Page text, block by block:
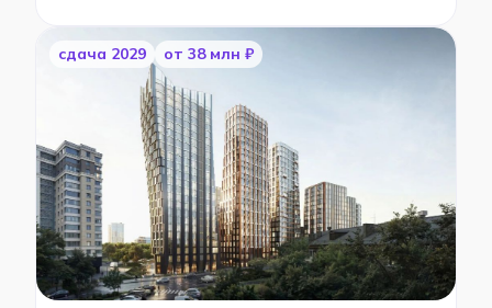
cдача 2029 от 38 млн ₽